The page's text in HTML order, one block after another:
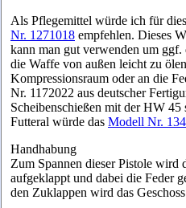
Als Pflegemittel würde ich für
Nr. 1271018 empfehlen. Dieses
kann man gut verwenden um
die Waffe von außen leicht zu
Kompressionsraum oder an die
Nr. 1172022 aus deutscher
Scheibenschießen mit der HW 45
Futteral würde das Modell Nr.
Handhabung
Zum Spannen dieser Pistole wird
aufgeklappt und dabei die Feder
den Zuklappen wird das